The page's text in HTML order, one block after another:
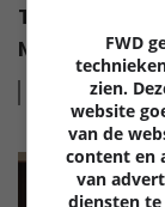
TOT 500 EURO
NIEUWE SONY
meer
FWD
zien.
website
van de
content en
van
diensten